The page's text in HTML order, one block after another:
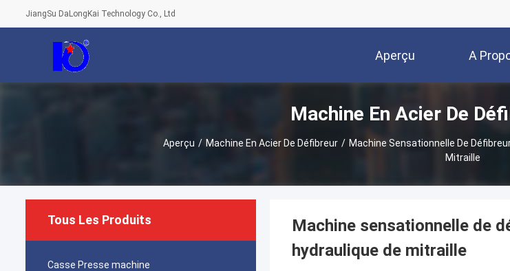
JiangSu DaLongKai Technology Co., Ltd
Aperçu A
Machine En Acier De
Aperçu / Machine En Acier De Défibreur / Machine Sensationnelle De
Mitraille
Tous Les Produits
Casse Presse machine
Machine sensationnelle de
hydraulique de mitraille